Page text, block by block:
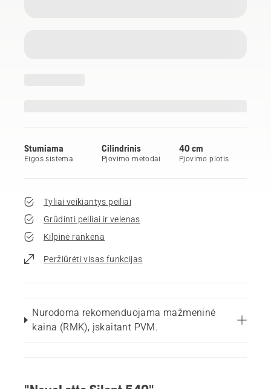
Stumiama
Eigos sistema
Cilindrinis
Pjovimo metodai
40 cm
Pjovimo plotis
Tyliai veikiantys peiliai
Grūdinti peiliai ir velenas
Kilpinė rankena
Peržiūrėti visas funkcijas
Nurodoma rekomenduojama mažmeninė
kaina (RMK), įskaitant PVM.